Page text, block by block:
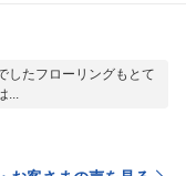
したフローリングもとて
...